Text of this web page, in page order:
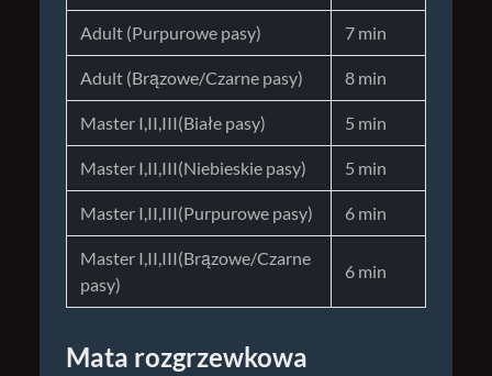
Adult (Purpurowe pasy) 7 min
Adult (Brązowe/Czarne pasy) 8 min
Master I,II,III(Białe pasy) 5 min
Master I,II,III(Niebieskie pasy) 5 min
Master I,II,III(Purpurowe pasy) 6 min
Master I,II,III(Brązowe/Czarne
pasy)
6 min
Mata rozgrzewkowa